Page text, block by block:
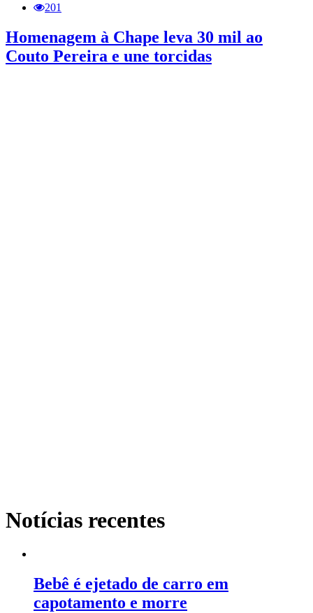
201
Homenagem à Chape leva 30 mil ao
Couto Pereira e une torcidas
Notícias recentes
Bebê é ejetado de carro em
capotamento e morre